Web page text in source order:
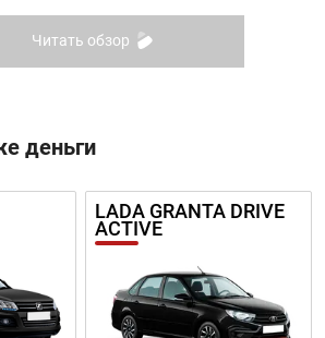
Читать обзор
деньги
LADA GRANTA DRIVE
ACTIVE